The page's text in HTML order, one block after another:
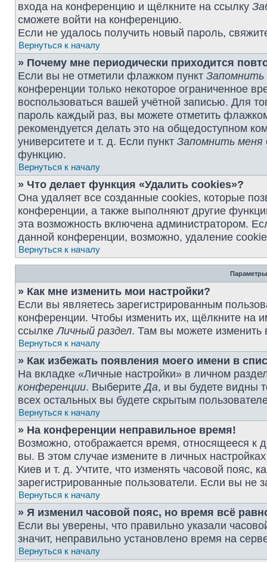
входа на конференцию и щёлкните на ссылку
сможете войти на конференцию.
Если не удалось получить новый пароль,
Вернуться к началу
» Почему мне периодически приходится
Если вы не отметили флажком пункт Запомнить
конференции только некоторое ограниченное
воспользоваться вашей учётной записью. Для
пароль каждый раз, вы можете отметить
рекомендуется делать это на общедоступном
университете и т. д. Если пункт Запомнить меня
функцию.
Вернуться к началу
» Что делает функция «Удалить cookies»?
Она удаляет все созданные cookies, которые
конференции, а также выполняют другие
эта возможность включена администратором.
данной конференции, возможно, удаление
Вернуться к началу
Параметры
» Как мне изменить мои настройки?
Если вы являетесь зарегистрированным
конференции. Чтобы изменить их, щёлкните на
ссылкеЛичный раздел. Там вы можете изменить
Вернуться к началу
» Как избежать появления моего имени в
На вкладке «Личные настройки» в личном
конференции. ВыберитеДа, и вы будете видны
всех остальных вы будете скрытым
Вернуться к началу
» На конференции неправильное время!
Возможно, отображается время, относящееся к
вы. В этом случае измените в личных
Киев и т. д. Учтите, что изменять часовой пояс,
зарегистрированные пользователи. Если вы не
Вернуться к началу
» Я изменил часовой пояс, но время всё
Если вы уверены, что правильно указали
значит, неправильно установлено время на
Вернуться к началу